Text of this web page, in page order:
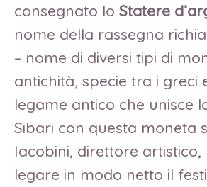
consegnato lo Statere
nome della rassegna
– nome di diversi tipi di
antichità, specie tra i greci
legame antico che unisce
Sibari con questa moneta
Iacobini, direttore artistico,
legare in modo netto il